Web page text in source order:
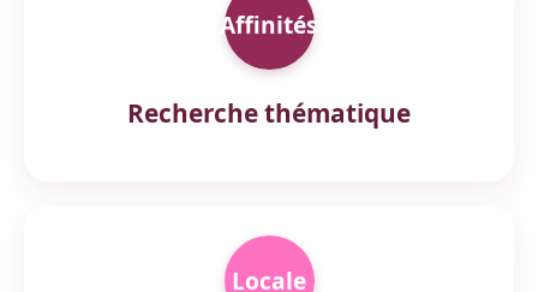
Affinités
Recherche thématique
Locale